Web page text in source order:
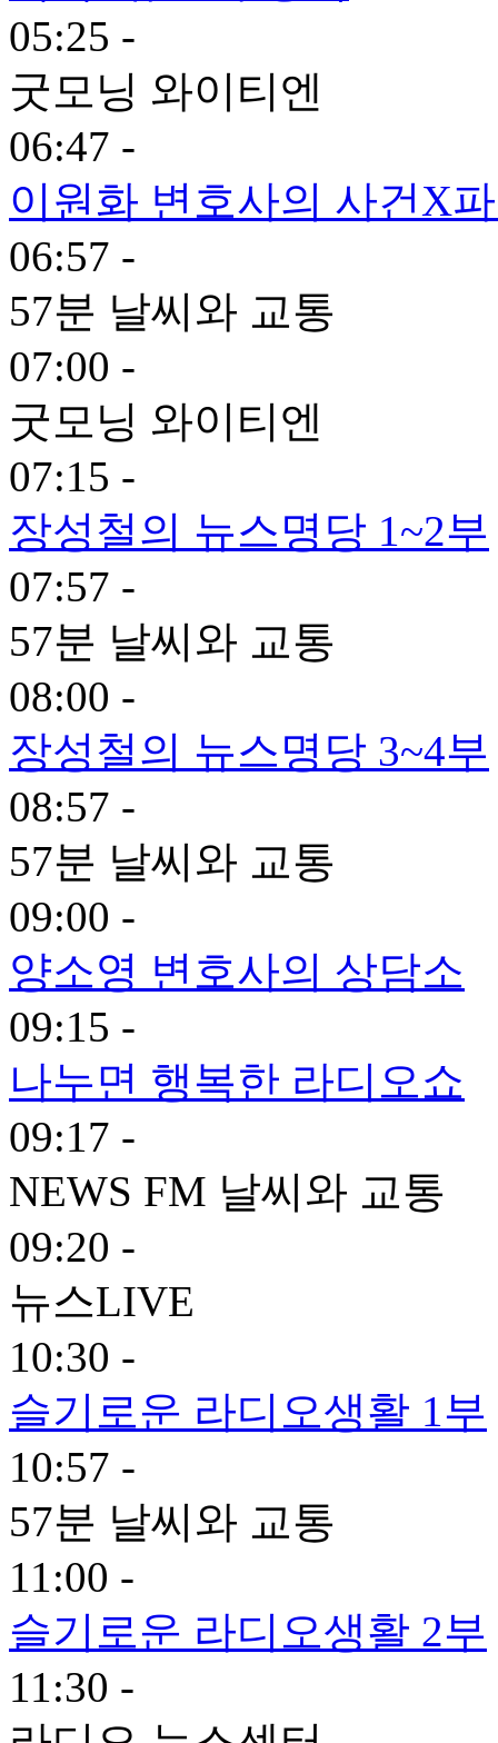
05:25 -
굿모닝 와이티엔
06:47 -
이원화 변호사의 사건X
06:57 -
57분 날씨와 교통
07:00 -
굿모닝 와이티엔
07:15 -
장성철의 뉴스명당 1~2부
07:57 -
57분 날씨와 교통
08:00 -
장성철의 뉴스명당 3~4부
08:57 -
57분 날씨와 교통
09:00 -
양소영 변호사의 상담소
09:15 -
나누면 행복한 라디오쇼
09:17 -
NEWS FM 날씨와 교통
09:20 -
뉴스LIVE
10:30 -
슬기로운 라디오생활 1부
10:57 -
57분 날씨와 교통
11:00 -
슬기로운 라디오생활 2부
11:30 -